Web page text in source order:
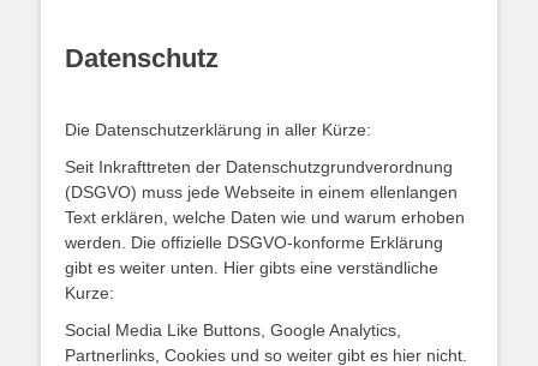
Datenschutz
Die Datenschutzerklärung in aller Kürze:
Seit Inkrafttreten der Datenschutzgrundverordnung
(DSGVO) muss jede Webseite in einem ellenlangen
Text erklären, welche Daten wie und warum erhoben
werden. Die offizielle DSGVO-konforme Erklärung
gibt es weiter unten. Hier gibts eine verständliche
Kurze:
Social Media Like Buttons, Google Analytics,
Partnerlinks, Cookies und so weiter gibt es hier nicht.